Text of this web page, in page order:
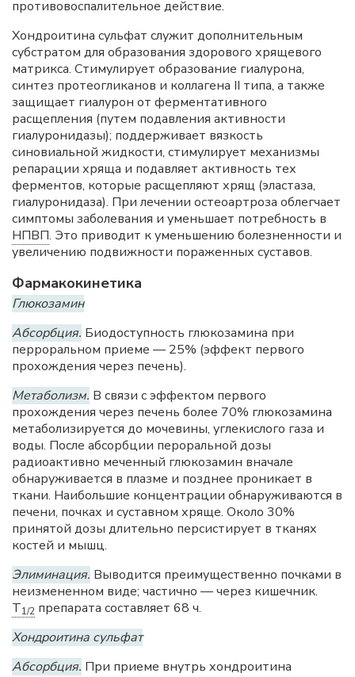
противовоспалительное действие.
Хондроитина сульфат служит дополнительным
субстратом для образования здорового хрящевого
матрикса. Стимулирует образование гиалурона,
синтез протеогликанов и коллагена II типа, а также
защищает гиалурон от ферментативного
расщепления (путем подавления активности
гиалуронидазы); поддерживает вязкость
синовиальной жидкости, стимулирует механизмы
репарации хряща и подавляет активность тех
ферментов, которые расщепляют хрящ (эластаза,
гиалуронидаза). При лечении остеоартроза облегчает
симптомы заболевания и уменьшает потребность в
НПВП. Это приводит к уменьшению болезненности и
увеличению подвижности пораженных суставов.
Фармакокинетика
Глюкозамин
Абсорбция. Биодоступность глюкозамина при
перроральном приеме — 25% (эффект первого
прохождения через печень).
Метаболизм. В связи с эффектом первого
прохождения через печень более 70% глюкозамина
метаболизируется до мочевины, углекислого газа и
воды. После абсорбции пероральной дозы
радиоактивно меченный глюкозамин вначале
обнаруживается в плазме и позднее проникает в
ткани. Наибольшие концентрации обнаруживаются в
печени, почках и суставном хряще. Около 30%
принятой дозы длительно персистирует в тканях
костей и мышц.
Элиминация. Выводится преимущественно почками в
неизмененном виде; частично — через кишечник.
T1/2 препарата составляет 68 ч.
Хондроитина сульфат
Абсорбция. При приеме внутрь хондроитина